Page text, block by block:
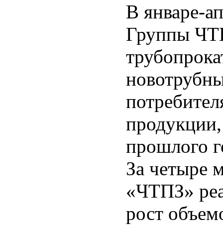
В январе-
Группы
прошлого
За четыре
«ЧТПЗ»
рост